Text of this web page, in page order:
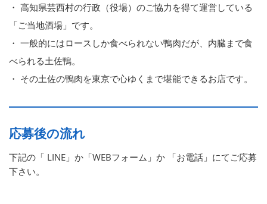
・ 高知県芸西村の行政（役場）のご協力を得て運営している
「ご当地酒場」です。
・ 一般的にはロースしか食べられない鴨肉だが、内臓まで食
べられる土佐鴨。
・ その土佐の鴨肉を東京で心ゆくまで堪能できるお店です。
応募後の流れ
下記の「 LINE」か「WEBフォーム」か 「お電話」にてご応募
下さい。